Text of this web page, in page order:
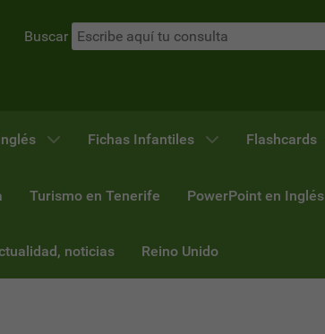
Buscar
Fichas Infantiles Flashcards
Turismo en Tenerife PowerPoint en Inglés
noticias Reino Unido